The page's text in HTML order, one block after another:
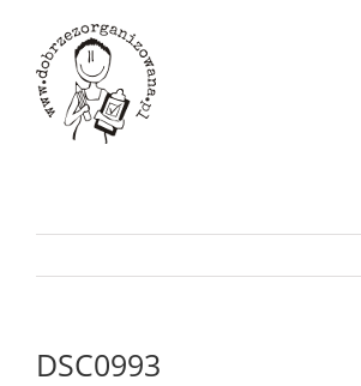
zawartości
DSC0993